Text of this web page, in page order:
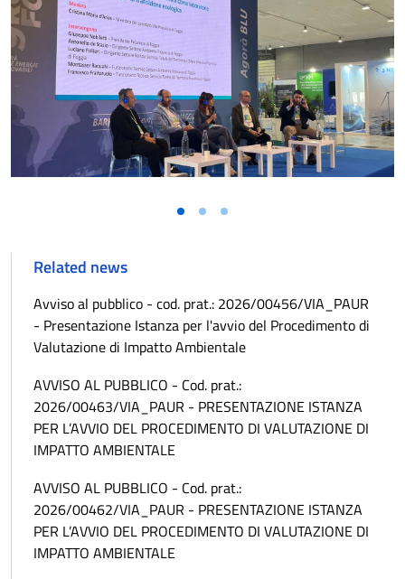
Related news
Avviso al pubblico - cod. prat.: 2026/00456/VIA_PAUR
- Presentazione Istanza per l'avvio del Procedimento di
Valutazione di Impatto Ambientale
AVVISO AL PUBBLICO - Cod. prat.:
2026/00463/VIA_PAUR - PRESENTAZIONE ISTANZA
PER L’AVVIO DEL PROCEDIMENTO DI VALUTAZIONE DI
IMPATTO AMBIENTALE
AVVISO AL PUBBLICO - Cod. prat.:
2026/00462/VIA_PAUR - PRESENTAZIONE ISTANZA
PER L’AVVIO DEL PROCEDIMENTO DI VALUTAZIONE DI
IMPATTO AMBIENTALE